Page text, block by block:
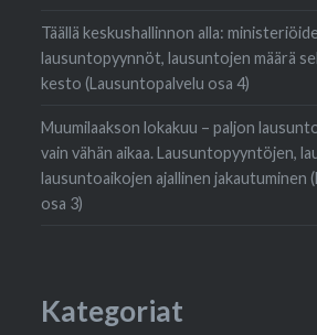
Täällä keskushallinnon alla:
lausuntopyynnöt, lausuntojen määrä
kesto (Lausuntopalvelu osa 4)
Muumilaakson lokakuu – paljon
vain vähän aikaa. Lausuntopyyntöjen,
lausuntoaikojen ajallinen jakautuminen
osa 3)
Kategoriat